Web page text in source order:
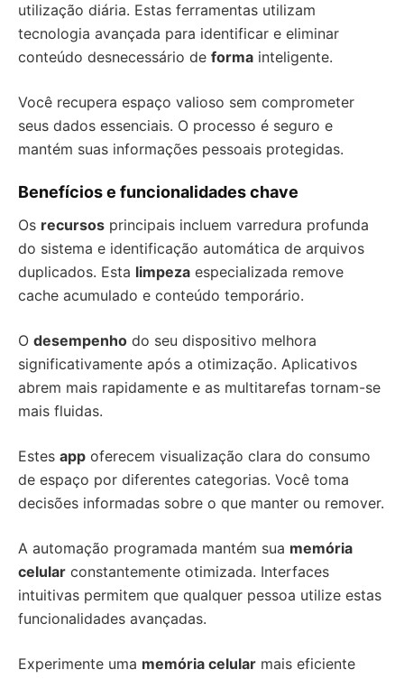
utilização diária. Estas ferramentas utilizam
tecnologia avançada para identificar e eliminar
conteúdo desnecessário de forma inteligente.
Você recupera espaço valioso sem comprometer
seus dados essenciais. O processo é seguro e
mantém suas informações pessoais protegidas.
Benefícios e funcionalidades chave
Os recursos principais incluem varredura profunda
do sistema e identificação automática de arquivos
duplicados. Esta limpeza especializada remove
cache acumulado e conteúdo temporário.
O desempenho do seu dispositivo melhora
significativamente após a otimização. Aplicativos
abrem mais rapidamente e as multitarefas tornam-se
mais fluidas.
Estes app oferecem visualização clara do consumo
de espaço por diferentes categorias. Você toma
decisões informadas sobre o que manter ou remover.
A automação programada mantém sua memória
celular constantemente otimizada. Interfaces
intuitivas permitem que qualquer pessoa utilize estas
funcionalidades avançadas.
Experimente uma memória celular mais eficiente